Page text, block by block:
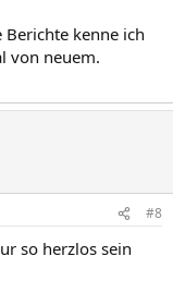
kenne ich
von neuem.
#8
so herzlos sein